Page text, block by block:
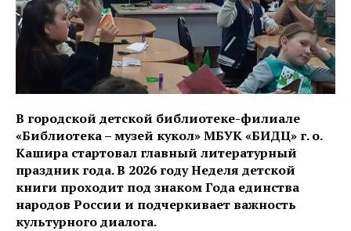
В городской детской библиотеке-филиале
«Библиотека – музей кукол» МБУК «БИДЦ» г. о.
Кашира стартовал главный литературный
праздник года. В 2026 году Неделя детской
книги проходит под знаком Года единства
народов России и подчеркивает важность
культурного диалога.